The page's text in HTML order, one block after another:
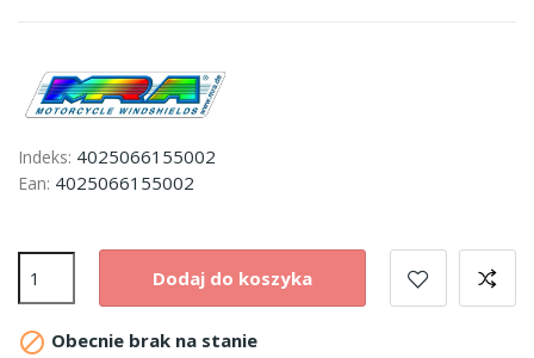
Indeks: 4025066155002
Ean: 4025066155002
Dodaj do koszyka
 Obecnie brak na stanie